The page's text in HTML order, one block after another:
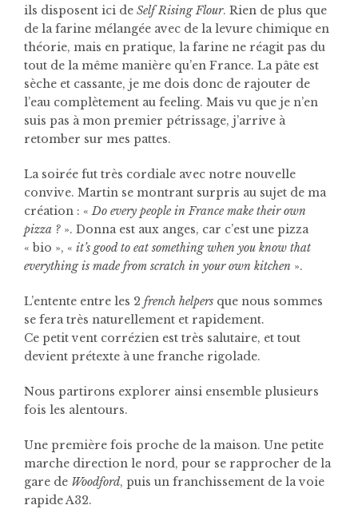
ils disposent ici de Self Rising Flour. Rien de plus que
de la farine mélangée avec de la levure chimique en
théorie, mais en pratique, la farine ne réagit pas du
tout de la même manière qu’en France. La pâte est
sèche et cassante, je me dois donc de rajouter de
l’eau complètement au feeling. Mais vu que je n’en
suis pas à mon premier pétrissage, j’arrive à
retomber sur mes pattes.
La soirée fut très cordiale avec notre nouvelle
convive. Martin se montrant surpris au sujet de ma
création : «Do every people in France make their own
pizza ? ». Donna est aux anges, car c’est une pizza
« bio », « it’s good to eat something when you know that
everything is made from scratch in your own kitchen ».
L’entente entre les 2 french helpers que nous sommes
se fera très naturellement et rapidement.
Ce petit vent corrézien est très salutaire, et tout
devient prétexte à une franche rigolade.
Nous partirons explorer ainsi ensemble plusieurs
fois les alentours.
Une première fois proche de la maison. Une petite
marche direction le nord, pour se rapprocher de la
gare de Woodford, puis un franchissement de la voie
rapide A32.